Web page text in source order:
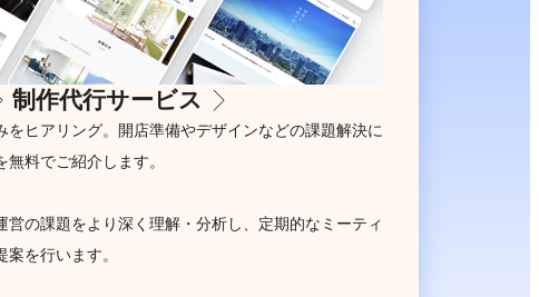
制作代行サービス
をヒアリング。開店準備やデザインなどの課題解決に
料でご紹介します。
営の課題をより深く理解・分析し、定期的なミーティ
を行います。